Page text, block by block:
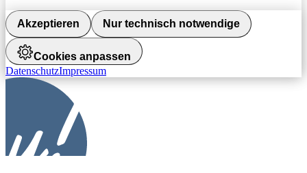
Akzeptieren Nur technisch notwendige
Cookies anpassen
DatenschutzImpressum